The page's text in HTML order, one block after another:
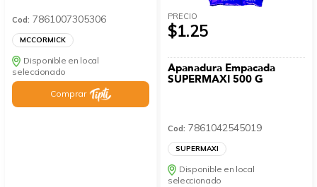
Cod: 7861007305306
MCCORMICK
Disponible en local
seleccionado
Comprar
PRECIO
$1.25
Apanadura Empacada
SUPERMAXI 500 G
Cod: 7861042545019
SUPERMAXI
Disponible en local
seleccionado